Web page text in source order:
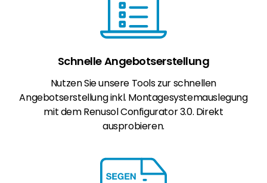
Schnelle Angebotserstellung
Nutzen Sie unsere Tools zur schnellen
Angebotserstellung inkl. Montagesystemauslegung
mit dem Renusol Configurator 3.0. Direkt
ausprobieren.